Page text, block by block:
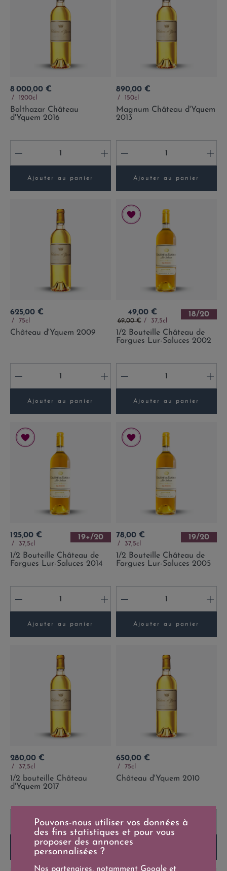
Prix
8 000,00 €
1200cl
Balthazar Château
d'Yquem 2016
- +
Ajouter au panier
Prix
890,00 €
150cl
Magnum Château d'Yquem
2013
- +
Ajouter au panier
Prix
625,00 €
75cl
Château d'Yquem 2009
- +
Ajouter au panier
Prix
49,00 €
Prix de base
69,00 € 37,5cl
18/20
1/2 Bouteille Château de
Fargues Lur-Saluces 2002
- +
Ajouter au panier
Prix
125,00 €
37,5cl
19+/20
1/2 Bouteille Château de
Fargues Lur-Saluces 2014
- +
Ajouter au panier
Prix
78,00 €
37,5cl
19/20
1/2 Bouteille Château de
Fargues Lur-Saluces 2005
- +
Ajouter au panier
Prix
280,00 €
37,5cl
1/2 bouteille Château
d'Yquem 2017
+
Ajouter au panier
Prix
650,00 €
75cl
Château d'Yquem 2010
-
Pouvons-nous utiliser vos données à
des fins statistiques et pour vous
proposer des annonces
personnalisées ?
Nos partenaires, notamment Google et